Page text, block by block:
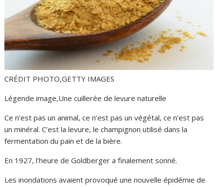
CRÉDIT PHOTO,GETTY IMAGES
Légende image,Une cuillerée de levure naturelle
Ce n’est pas un animal, ce n’est pas un végétal, ce n’est pas
un minéral. C’est la levure, le champignon utilisé dans la
fermentation du pain et de la bière.
En 1927, l’heure de Goldberger a finalement sonné.
Les inondations avaient provoqué une nouvelle épidémie de